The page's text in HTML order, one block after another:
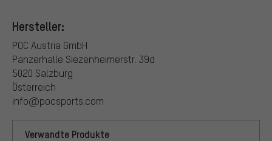
Hersteller:
POC Austria GmbH
Panzerhalle Siezenheimerstr. 39d
5020 Salzburg
Österreich
info@pocsports.com
Verwandte Produkte